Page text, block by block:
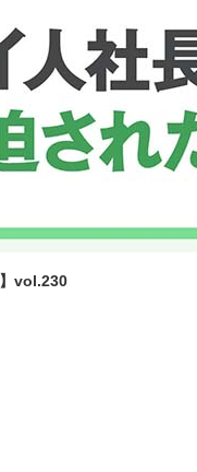
vol.230